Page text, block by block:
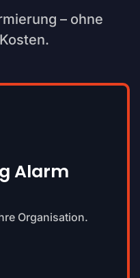
– ohne
Alarm
Organisation.